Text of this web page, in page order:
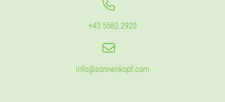
+43 5582 2920
info@sonnenkopf.com